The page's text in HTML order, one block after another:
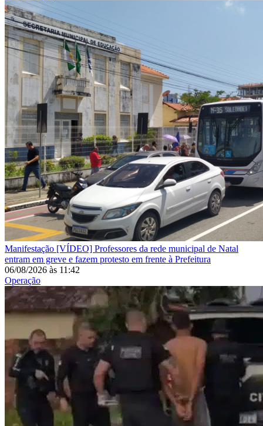
Manifestação [VÍDEO] Professores da rede municipal de Natal
entram em greve e fazem protesto em frente à Prefeitura
06/08/2026 às 11:42
Operação